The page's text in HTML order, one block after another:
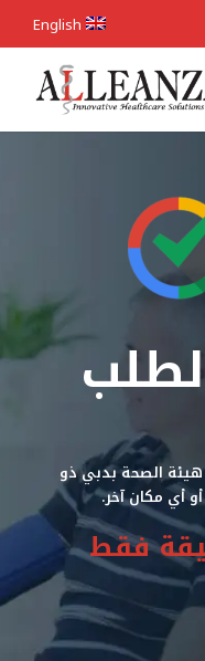
English
الصحة بدبي ذو
أي مكان آخر.